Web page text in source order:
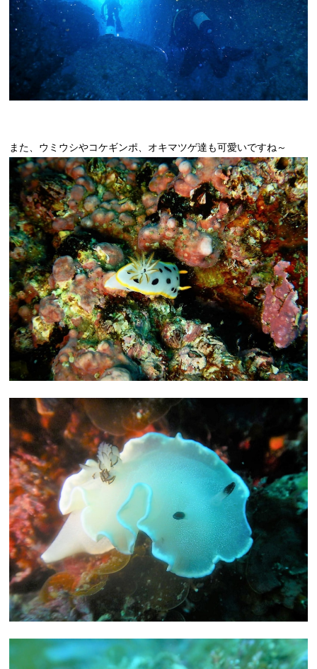
また、ウミウシやコケギンポ、オキマツゲ達も可愛いですね～